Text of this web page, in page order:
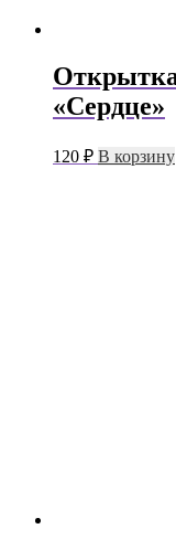
«Сердце»
120 ₽ В корзину